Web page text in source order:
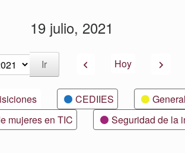
19 julio, 2021
AnteriorHoy
CEDIIES General
mujeres en TIC Seguridad de la